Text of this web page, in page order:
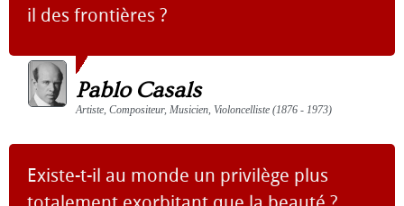
il des frontières ?
Pablo Casals
Artiste, Compositeur, Musicien, Violoncelliste (1876 - 1973)
Existe-t-il au monde un privilège plus